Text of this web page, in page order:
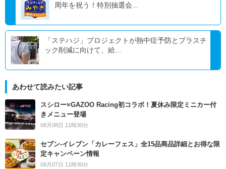
周年を祝う！特別抽選会...
「ステハジ」プロジェクトが熱中症予防とプラスチ
ック削減に向けて、給...
あわせて読みたい記事
スシロー×GAZOO Racing初コラボ！夏休み限定ミニカー付
きメニュー登場
08月08日 11時30分
セブン‐イレブン「カレーフェス」全15品商品詳細とお得な限
定キャンペーン情報
08月07日 11時30分